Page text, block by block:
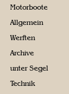
Motorboote
Allgemein
Werften
Archive
unter Segel
Technik